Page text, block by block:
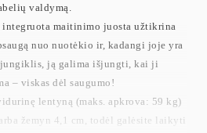
valdymą.
maitinimo juosta užtikrina
nuo nuotėkio ir, kadangi joje yra
ją galima išjungti, kai ji
– viskas dėl saugumo!
lentyną (maks. apkrova: 59 kg)
žemyn 4,1 cm, todėl galėsite laikyti